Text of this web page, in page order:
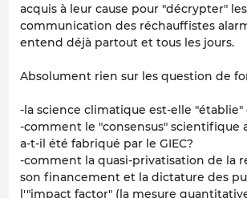
acquis à leur cause pour "décrypter"
communication des réchauffistes
entend déjà partout et tous les jours.
Absolument rien sur les question de
-la science climatique est-elle "établie"
-comment le "consensus" scientifique
a-t-il été fabriqué par le GIEC?
-comment la quasi-privatisation de la
son financement et la dictature des
l'"impact factor" (la mesure